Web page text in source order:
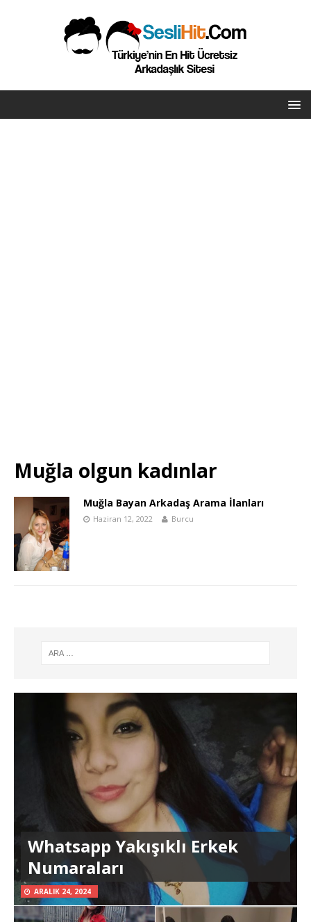
Muğla olgun kadınlar
Muğla Bayan Arkadaş Arama İlanları
Haziran 12, 2022 Burcu
Whatsapp Yakışıklı Erkek
Numaraları
ARALIK 24, 2024